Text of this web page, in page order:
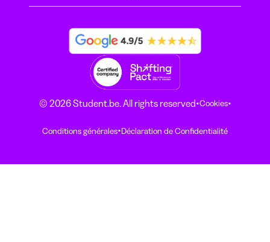
© 2026 Student.be. All rights reserved·Cookies·
Conditions générales·Déclaration de Confidentialité